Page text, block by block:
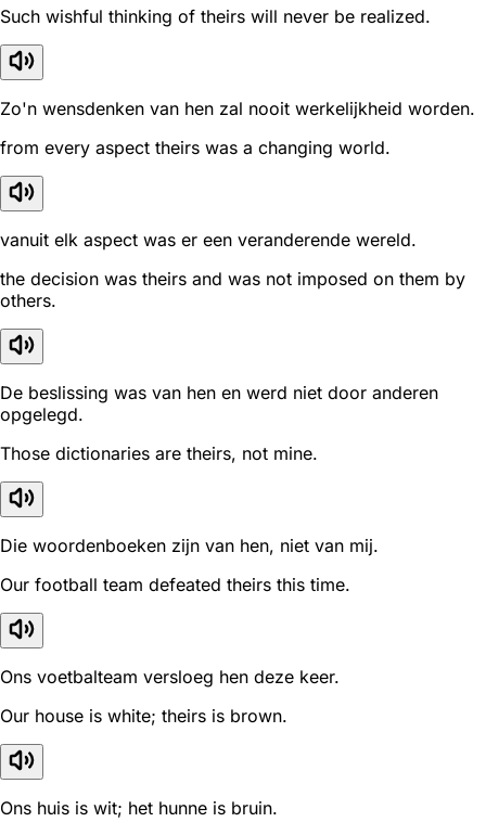
Such wishful thinking of theirs will never be realized.
Zo'n wensdenken van hen zal nooit werkelijkheid worden.
from every aspect theirs was a changing world.
vanuit elk aspect was er een veranderende wereld.
the decision was theirs and was not imposed on them by
others.
De beslissing was van hen en werd niet door anderen
opgelegd.
Those dictionaries are theirs, not mine.
Die woordenboeken zijn van hen, niet van mij.
Our football team defeated theirs this time.
Ons voetbalteam versloeg hen deze keer.
Our house is white; theirs is brown.
Ons huis is wit; het hunne is bruin.